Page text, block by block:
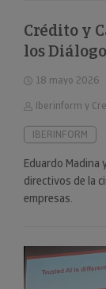
Crédito y
los
18 mayo 2026
Iberinform y
IBERINFORM
Eduardo Madina
directivos de la
empresas.